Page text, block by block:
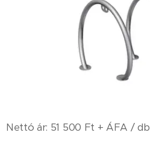
Nettó ár: 51 500 Ft + ÁFA / db